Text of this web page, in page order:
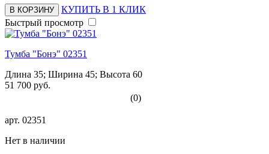
В КОРЗИНУ
КУПИТЬ В 1 КЛИК
Быстрый просмотр
Тумба "Бонэ" 02351
Длина 35; Ширина 45; Высота 60
51 700 руб.
(0)
арт. 02351
Нет в наличии